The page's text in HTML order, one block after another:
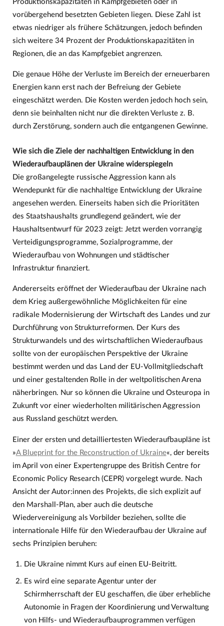
Produktionskapazitäten in Kampfgebieten oder in
vorübergehend besetzten Gebieten liegen. Diese Zahl ist
etwas niedriger als frühere Schätzungen, jedoch befinden
sich weitere 34 Prozent der Produktionskapazitäten in
Regionen, die an das Kampfgebiet angrenzen.
Die genaue Höhe der Verluste im Bereich der erneuerbaren
Energien kann erst nach der Befreiung der Gebiete
eingeschätzt werden. Die Kosten werden jedoch hoch sein,
denn sie beinhalten nicht nur die direkten Verluste z. B.
durch Zerstörung, sondern auch die entgangenen Gewinne.
Wie sich die Ziele der nachhaltigen Entwicklung in den
Wiederaufbauplänen der Ukraine widerspiegeln
Die großangelegte russische Aggression kann als
Wendepunkt für die nachhaltige Entwicklung der Ukraine
angesehen werden. Einerseits haben sich die Prioritäten
des Staatshaushalts grundlegend geändert, wie der
Haushaltsentwurf für 2023 zeigt: Jetzt werden vorrangig
Verteidigungsprogramme, Sozialprogramme, der
Wiederaufbau von Wohnungen und städtischer
Infrastruktur finanziert.
Andererseits eröffnet der Wiederaufbau der Ukraine nach
dem Krieg außergewöhnliche Möglichkeiten für eine
radikale Modernisierung der Wirtschaft des Landes und zur
Durchführung von Strukturreformen. Der Kurs des
Strukturwandels und des wirtschaftlichen Wiederaufbaus
sollte von der europäischen Perspektive der Ukraine
bestimmt werden und das Land der EU-Vollmitgliedschaft
und einer gestaltenden Rolle in der weltpolitischen Arena
näherbringen. Nur so können die Ukraine und Osteuropa in
Zukunft vor einer wiederholten militärischen Aggression
aus Russland geschützt werden.
Einer der ersten und detailliertesten Wiederaufbaupläne ist
»A Blueprint for the Reconstruction of Ukraine«, der bereits
im April von einer Expertengruppe des British Centre for
Economic Policy Research (CEPR) vorgelegt wurde. Nach
Ansicht der Autor:innen des Projekts, die sich explizit auf
den Marshall-Plan, aber auch die deutsche
Wiedervereinigung als Vorbilder beziehen, sollte die
internationale Hilfe für den Wiederaufbau der Ukraine auf
sechs Prinzipien beruhen:
Die Ukraine nimmt Kurs auf einen EU-Beitritt.
Es wird eine separate Agentur unter der
Schirmherrschaft der EU geschaffen, die über erhebliche
Autonomie in Fragen der Koordinierung und Verwaltung
von Hilfs- und Wiederaufbauprogrammen verfügen